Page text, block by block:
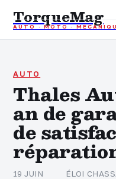
TorqueMag
AUTO · MOTO ·
Auto
Mécanique
Sports
Assurance
AUTO
Thales
an de
de
19 JUIN
ÉLOI